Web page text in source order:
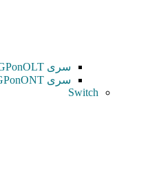
سری GPonOLT
سری GPonONT
Switch